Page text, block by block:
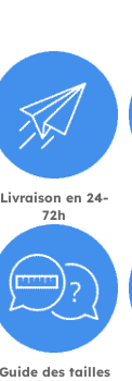
Livraison en 24-
72h
Guide des tailles